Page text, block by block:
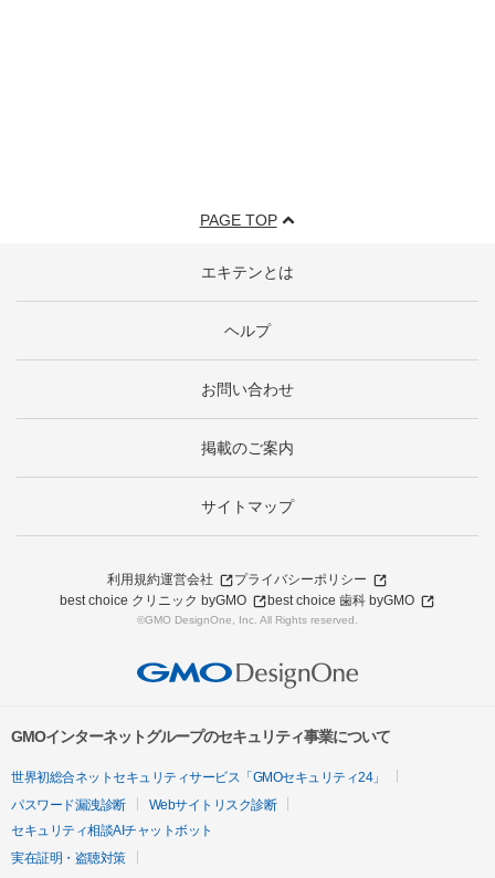
PAGE TOP
エキテンとは
ヘルプ
お問い合わせ
掲載のご案内
サイトマップ
利用規約運営会社
プライバシーポリシー
best choice クリニック byGMO
best choice 歯科 byGMO
©GMO DesignOne, Inc. All Rights reserved.
GMOインターネットグループのセキュリティ事業について
世界初総合ネットセキュリティサービス「GMOセキュリティ24」
パスワード漏洩診断
Webサイトリスク診断
セキュリティ相談AIチャットボット
実在証明・盗聴対策